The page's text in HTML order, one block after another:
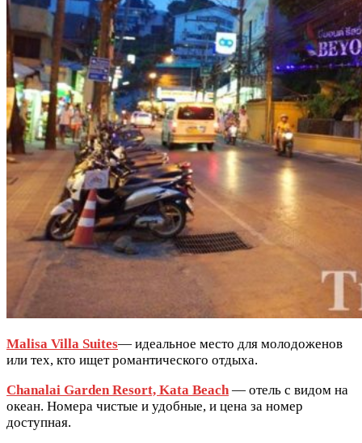
Malisa Villa Suites— идеальное место для молодоженов
или тех, кто ищет романтического отдыха.
Chanalai Garden Resort, Kata Beach— отель с видом на
океан. Номера чистые и удобные, и цена за номер
доступная.